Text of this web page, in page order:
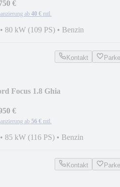
€
ab 40 € mtl.
• 80 kW (109 PS) • Benzin
Kontakt
Focus 1.8 Ghia
€
ab 56 € mtl.
• 85 kW (116 PS) • Benzin
Kontakt